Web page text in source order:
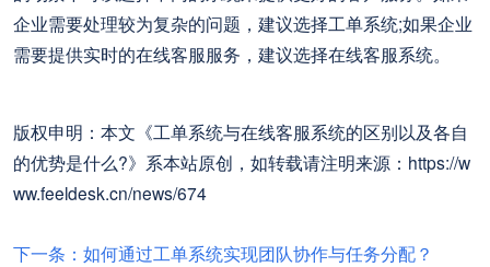
企业需要处理较为复杂的问题，建议选择工单系统;如果企业
需要提供实时的在线客服服务，建议选择在线客服系统。
版权申明：本文《工单系统与在线客服系统的区别以及各自
的优势是什么?》系本站原创，如转载请注明来源：https://w
ww.feeldesk.cn/news/674
下一条：如何通过工单系统实现团队协作与任务分配？